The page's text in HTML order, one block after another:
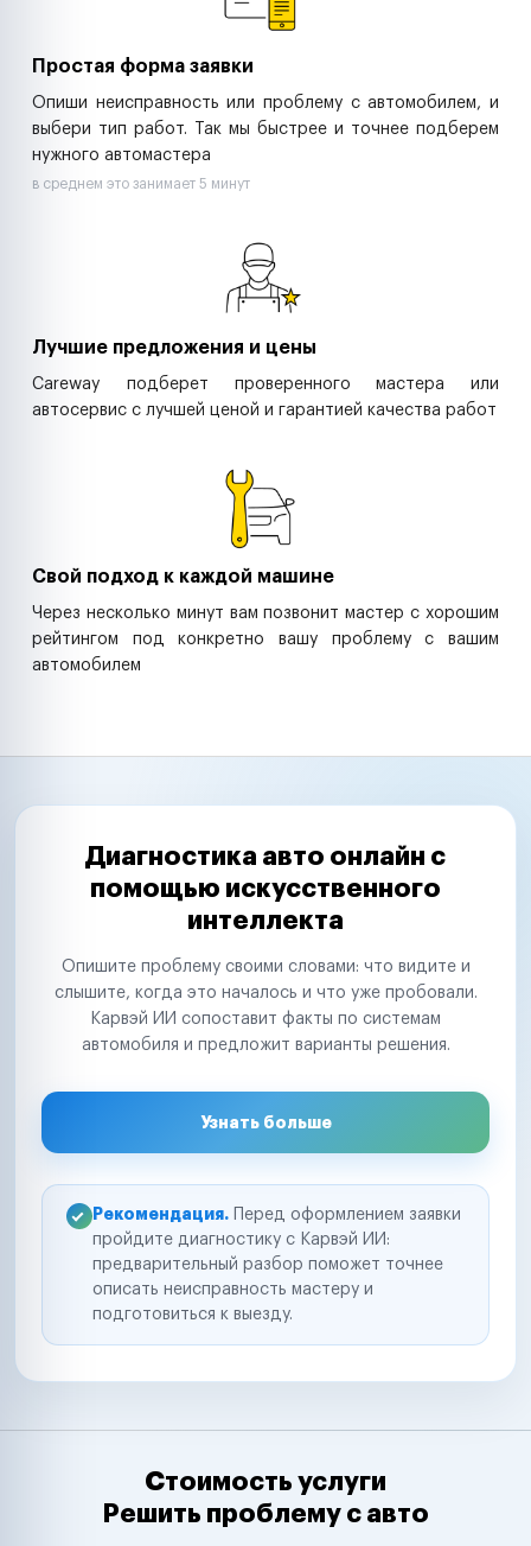
Простая форма заявки
Опиши неисправность или проблему с автомобилем, и
выбери тип работ. Так мы быстрее и точнее подберем
нужного автомастера
в среднем это занимает 5 минут
Лучшие предложения и цены
Careway подберет проверенного мастера или
автосервис с лучшей ценой и гарантией качества работ
Свой подход к каждой машине
Через несколько минут вам позвонит мастер с хорошим
рейтингом под конкретно вашу проблему с вашим
автомобилем
Диагностика авто онлайн с
помощью искусственного
интеллекта
Опишите проблему своими словами: что видите и
слышите, когда это началось и что уже пробовали.
Карвэй ИИ сопоставит факты по системам
автомобиля и предложит варианты решения.
Узнать больше
Рекомендация. Перед оформлением заявки
пройдите диагностику с Карвэй ИИ:
предварительный разбор поможет точнее
описать неисправность мастеру и
подготовиться к выезду.
Стоимость услуги
Решить проблему с авто